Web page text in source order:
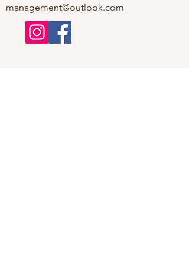
management@outlook.com